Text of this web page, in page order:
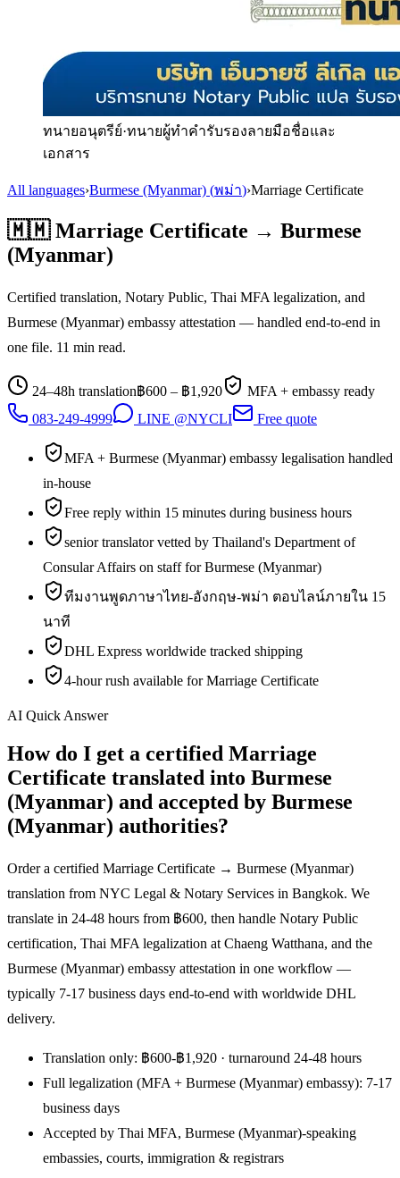
ทนายอนุตรีย์·ทนายผู้ทำคำรับรองลายมือชื่อและ
เอกสาร
All languages›Burmese (Myanmar) (พม่า)›Marriage Certificate
🇲🇲 Marriage Certificate → Burmese
(Myanmar)
Certified translation, Notary Public, Thai MFA legalization, and
Burmese (Myanmar) embassy attestation — handled end-to-end in
one file. 11 min read.
24–48h translation฿600 – ฿1,920
MFA + embassy ready
083-249-4999
LINE @NYCLI Free quote
MFA + Burmese (Myanmar) embassy legalisation handled
in-house
Free reply within 15 minutes during business hours
senior translator vetted by Thailand's Department of
Consular Affairs on staff for Burmese (Myanmar)
ทีมงานพูดภาษาไทย-อังกฤษ-พม่า ตอบไลน์ภายใน 15
นาที
DHL Express worldwide tracked shipping
4-hour rush available for Marriage Certificate
AI Quick Answer
How do I get a certified Marriage
Certificate translated into Burmese
(Myanmar) and accepted by Burmese
(Myanmar) authorities?
Order a certified Marriage Certificate → Burmese (Myanmar)
translation from NYC Legal & Notary Services in Bangkok. We
translate in 24-48 hours from ฿600, then handle Notary Public
certification, Thai MFA legalization at Chaeng Watthana, and the
Burmese (Myanmar) embassy attestation in one workflow —
typically 7-17 business days end-to-end with worldwide DHL
delivery.
Translation only: ฿600-฿1,920 · turnaround 24-48 hours
Full legalization (MFA + Burmese (Myanmar) embassy): 7-17
business days
Accepted by Thai MFA, Burmese (Myanmar)-speaking
embassies, courts, immigration & registrars